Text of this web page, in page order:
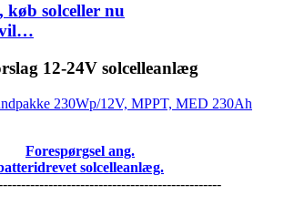
solceller nu
vil…
12-24V solcelleanlæg
Forespørgsel ang.
solcelleanlæg.